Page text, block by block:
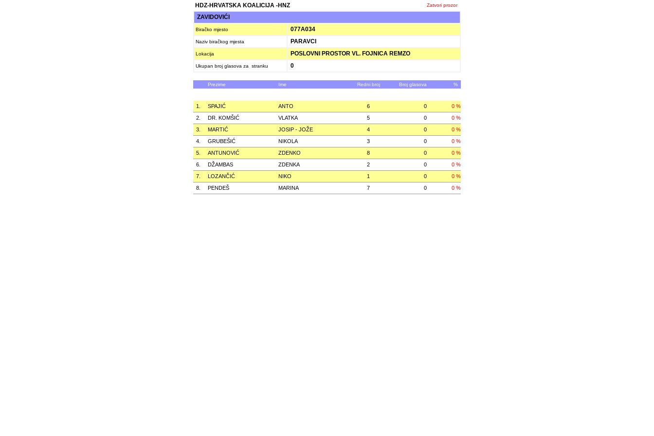
HDZ-HRVATSKA KOALICIJA -HNZ Zatvori prozor
ZAVIDOVIĆI
Biračko mjesto 077A034
Naziv biračkog mjesta PARAVCI
Lokacija POSLOVNI PROSTOR VL. FOJNICA REMZO
Ukupan broj glasova za stranku 0
Prezime Ime Redni broj Broj glasova %
1. SPAJIĆ ANTO 6 0
0 %
2.
DR. KOMŠIĆ VLATKA 5 0
0 %
3.
MARTIĆ JOSIP - JOŽE 4 0
0 %
4.
GRUBEŠIĆ NIKOLA 3 0
0 %
5.
ANTUNOVIĆ ZDENKO 8 0
0 %
6.
DŽAMBAS ZDENKA 2 0
0 %
7.
LOZANČIĆ NIKO 1 0
0 %
8.
PENDEŠ MARINA 7 0 0 %